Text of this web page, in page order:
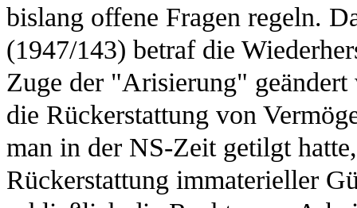
bislang offene Fragen regeln.
(1947/143) betraf die
Zuge der "Arisierung"
die Rückerstattung von
man in der NS-Zeit getilgt
Rückerstattung immaterieller